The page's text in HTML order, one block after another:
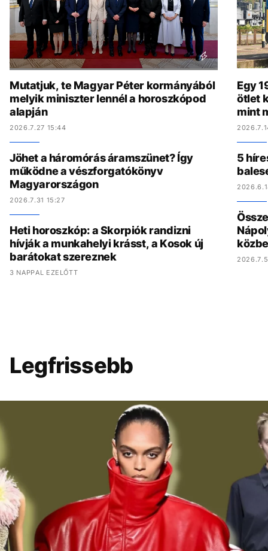
Mutatjuk, te Magyar Péter kormányából
melyik miniszter lennél a horoszkópod
alapján
2026.7.27 15:44
Jöhet a háromórás áramszünet? Így
működne a vészforgatókönyv
Magyarországon
2026.7.31 15:27
Heti horoszkóp: a Skorpiók randizni
hívják a munkahelyi krásst, a Kosok új
barátokat szereznek
3 NAPPAL EZELŐTT
Egy
ötlet
mint
5
Legfrissebb